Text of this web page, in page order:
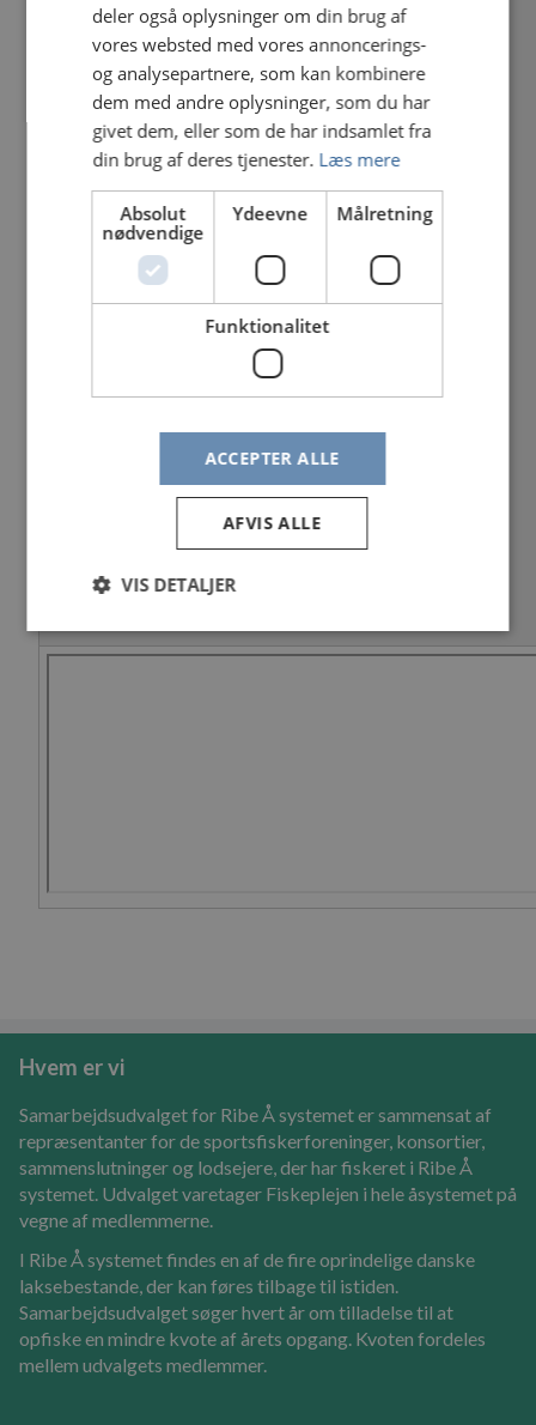
Hvem er vi
Samarbejdsudvalget for Ribe Å systemet er sammensat af
repræsentanter for de sportsfiskerforeninger, konsortier,
sammenslutninger og lodsejere, der har fiskeret i Ribe Å
systemet. Udvalget varetager Fiskeplejen i hele åsystemet på
vegne af medlemmerne.
I Ribe Å systemet findes en af de fire oprindelige danske
laksebestande, der kan føres tilbage til istiden.
Samarbejdsudvalget søger hvert år om tilladelse til at
opfiske en mindre kvote af årets opgang. Kvoten fordeles
mellem udvalgets medlemmer.
deler også oplysninger om din brug af
vores websted med vores annoncerings-
og analysepartnere, som kan kombinere
dem med andre oplysninger, som du har
givet dem, eller som de har indsamlet fra
din brug af deres tjenester. Læs mere
Absolut
nødvendige
Ydeevne Målretning
Funktionalitet
ACCEPTER ALLE
AFVIS ALLE
VIS DETALJER